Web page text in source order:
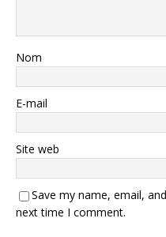
Nom
E-mail
Site web
Save my name, email,
next time I comment.